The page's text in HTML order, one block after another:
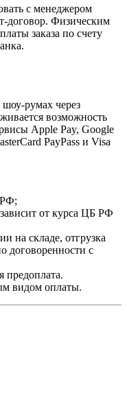
с менеджером
договор. Физическим
заказа по счету
румах через
возможность
Apple Pay, Google
PayPass и Visa
РФ;
от курса ЦБ РФ
на складе, отгрузка
договоренности с
предоплата.
видом оплаты.